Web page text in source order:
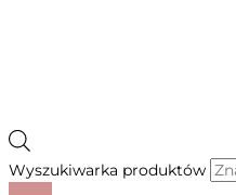
Wyszukiwarka produktów